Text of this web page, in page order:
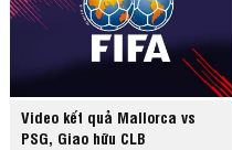
Video kết quả Mallorca vs
PSG, Giao hữu CLB